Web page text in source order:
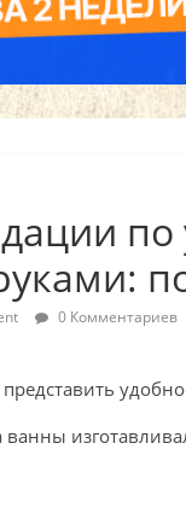
по
0 Комментариев
ванны